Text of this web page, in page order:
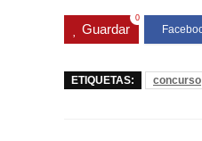
Guardar
0
ETIQUETAS: concurso